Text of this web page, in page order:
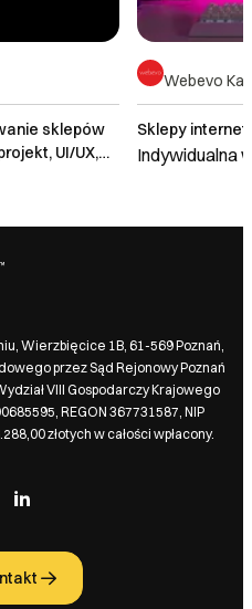
sklepów
UI/UX,
sklep
Webevo
Sklepy
Indywidualna
Wierzbięcice 1B, 61-569 Poznań,
przez Sąd Rejonowy Poznań
VIII Gospodarczy Krajowego
REGON 367731587, NIP
złotych w całości wpłacony.